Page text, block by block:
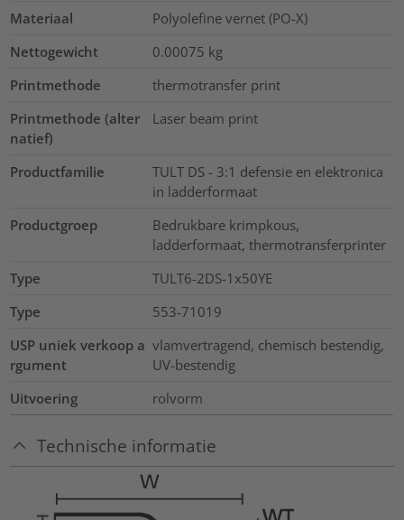
Materiaal
Polyolefine vernet (PO-X)
Nettogewicht
0.00075 kg
Printmethode
thermotransfer print
Printmethode (alter
natief)
Laser beam print
Productfamilie
TULT DS - 3:1 defensie en elektronica
in ladderformaat
Productgroep
Bedrukbare krimpkous,
ladderformaat, thermotransferprinter
Type
TULT6-2DS-1x50YE
Type
553-71019
USP uniek verkoop a
rgument
vlamvertragend, chemisch bestendig,
UV-bestendig
Uitvoering
rolvorm
Technische informatie